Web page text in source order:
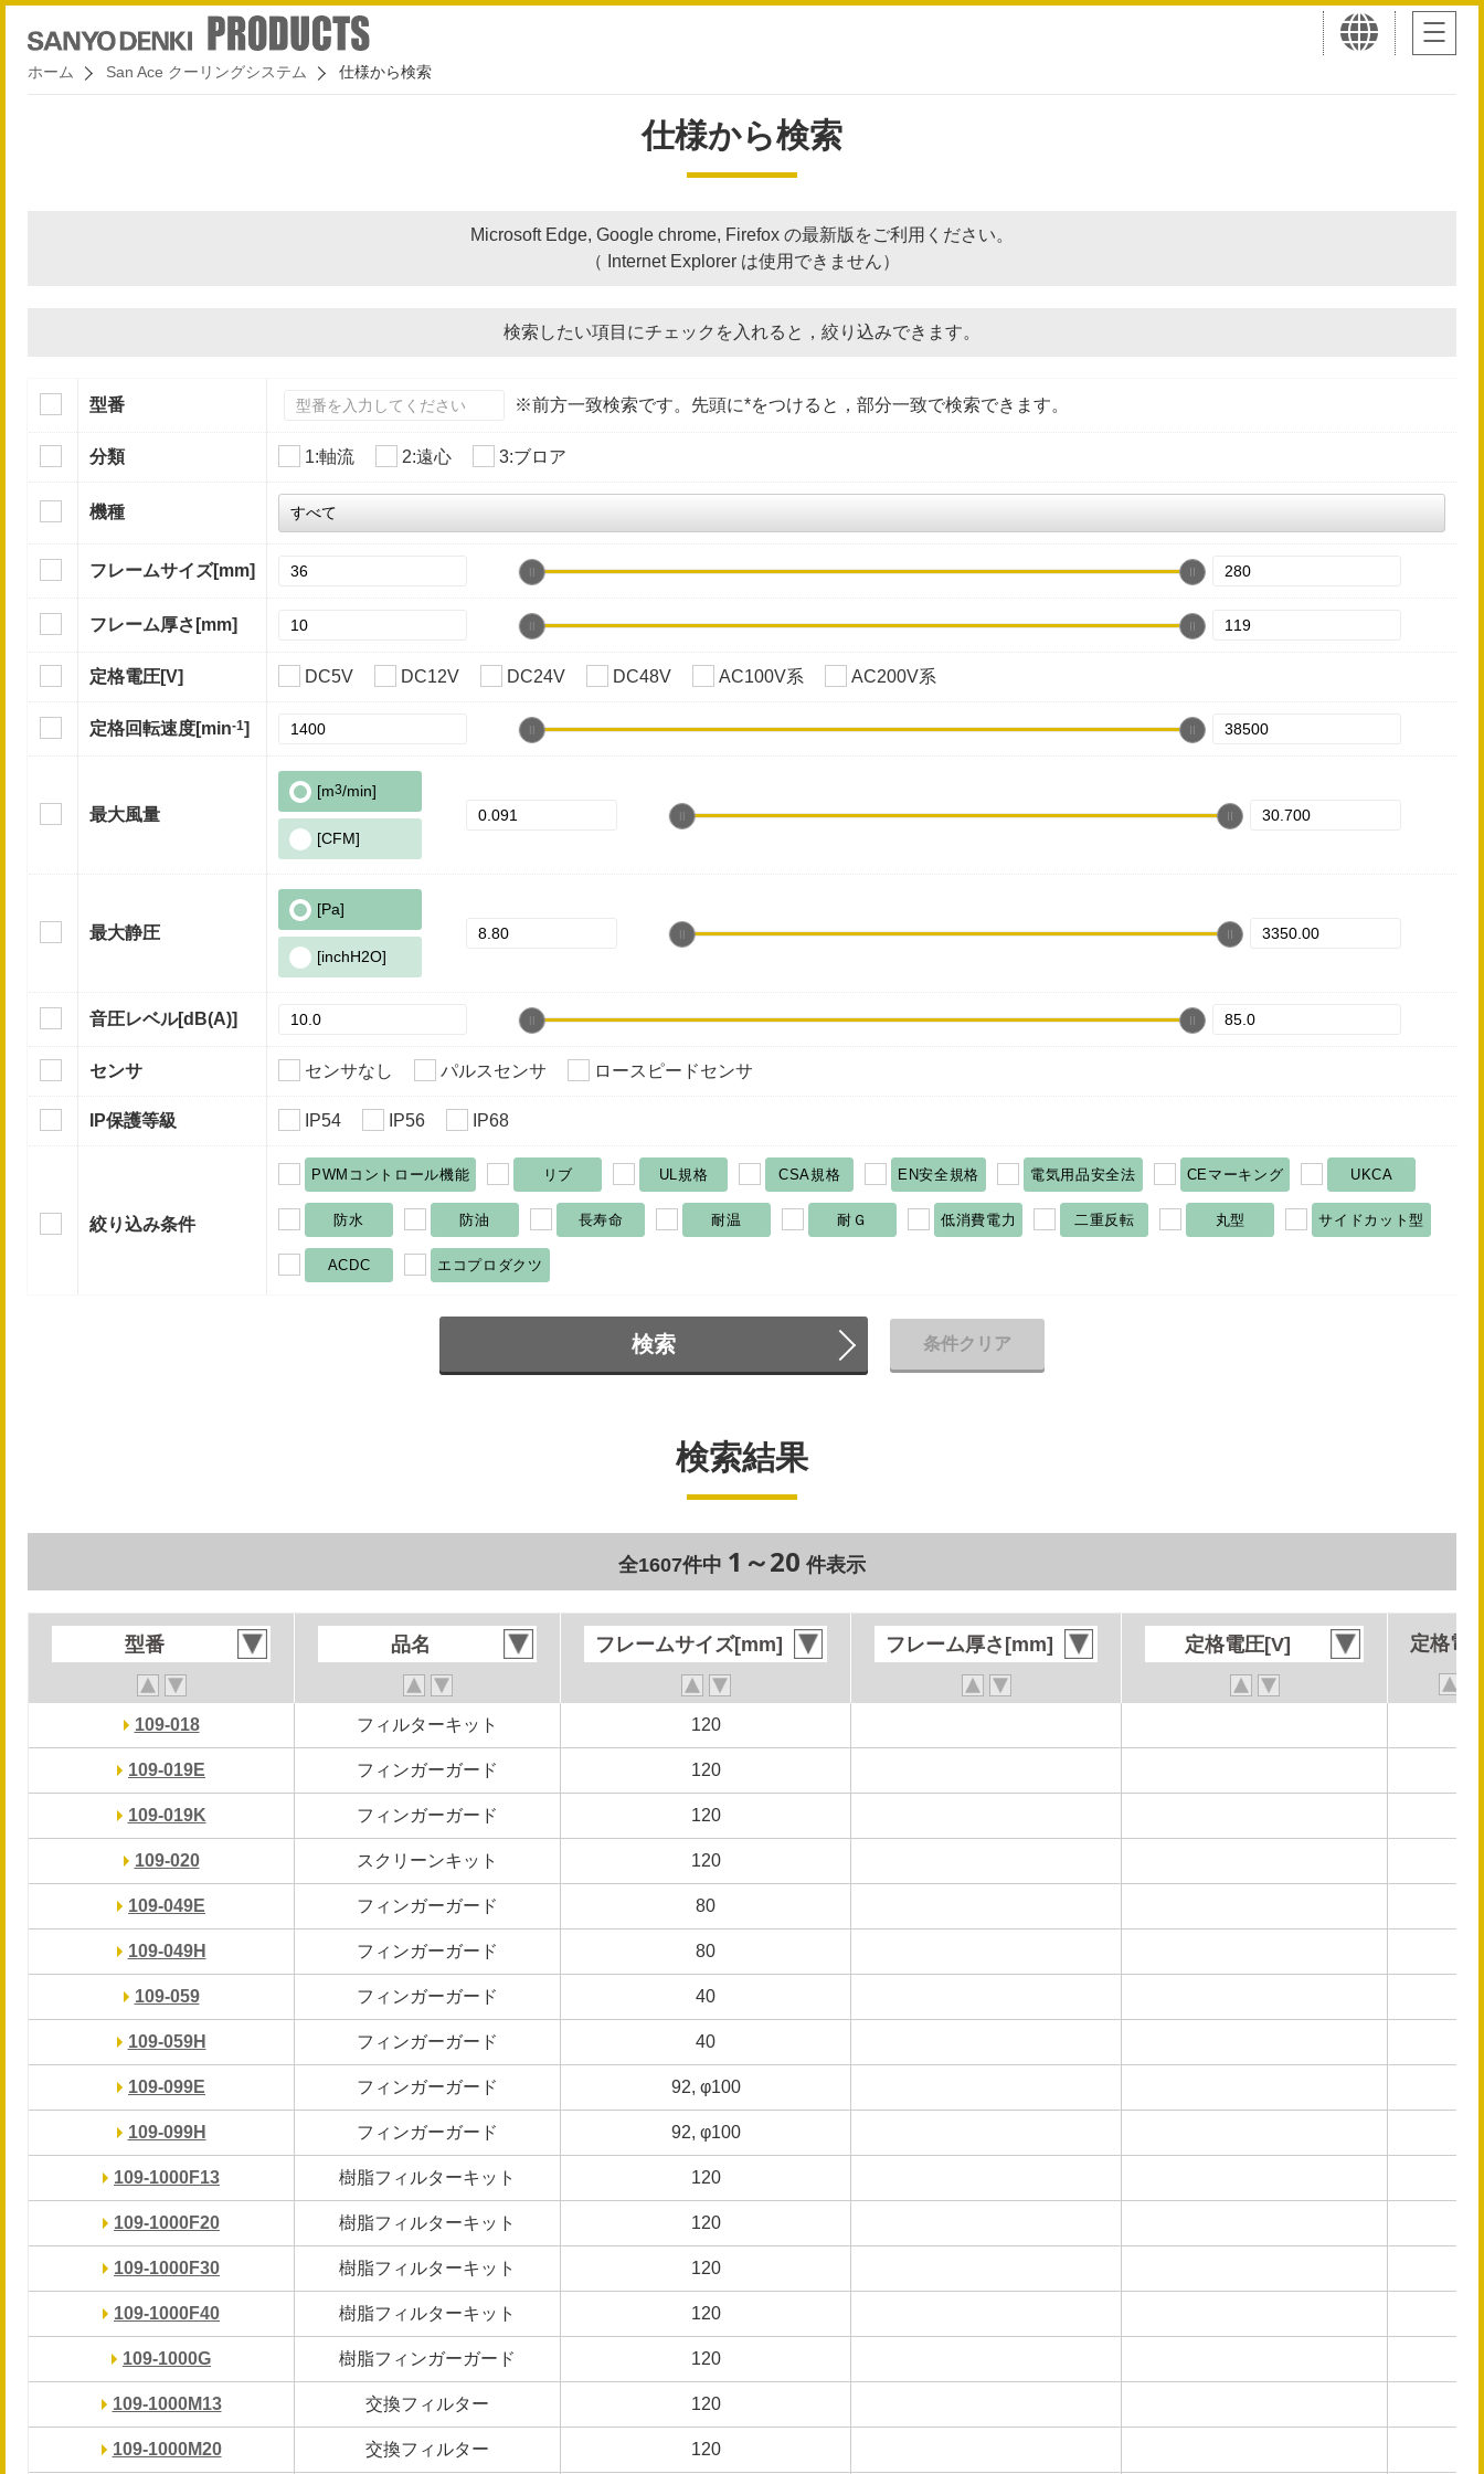
ホーム San Ace クーリングシステム 仕様から検索
仕様から検索
Microsoft Edge, Google chrome, Firefox の最新版をご利用ください。
（ Internet Explorer は使用できません）
検索したい項目にチェックを入れると， 絞り込みできます。
型番 ※前方一致検索です。先頭に*をつけると，部分一致で検索できます。
分類 1:軸流 2:遠心 3:ブロア
機種
フレームサイズ[mm]
フレーム厚さ [mm]
定格電圧[V] DC5V DC12V DC24V DC48V AC100V系 AC200V系
定格回転速度[min-1]
最大風量
[m3/min]
[CFM]
最大静圧
[Pa]
[inchH2O]
音圧レベル[dB(A)]
センサ センサなし パルスセンサ ロースピードセンサ
IP保護等級 IP54 IP56 IP68
絞り込み条件
PWMコントロール機能 リブ UL規格 CSA規格 EN安全規格 電気用品安全法 CEマーキング UKCA
防水 防油 長寿命 耐温 耐Ｇ 低消費電力 二重反転 丸型 サイドカット型
ACDC エコプロダクツ
検索 条件クリア
検索結果
全1607件中 1～20 件表示
型番 品名 フレームサイズ[mm] フレーム厚さ[mm] 定格電圧[V] 定格電
109-018 フィルターキット 120
109-019E フィンガーガード 120
109-019K フィンガーガード 120
109-020 スクリーンキット 120
109-049E フィンガーガード 80
109-049H フィンガーガード 80
109-059 フィンガーガード 40
109-059H フィンガーガード 40
109-099E フィンガーガード 92, φ100
109-099H フィンガーガード 92, φ100
109-1000F13 樹脂フィルターキット 120
109-1000F20 樹脂フィルターキット 120
109-1000F30 樹脂フィルターキット 120
109-1000F40 樹脂フィルターキット 120
109-1000G 樹脂フィンガーガード 120
109-1000M13 交換フィルター 120
109-1000M20 交換フィルター 120
型番 品名 フレームサイズ[mm] フレーム厚さ[mm] 定格電圧[V] 定格電
109-018 フィルターキット 120
109-019E フィンガーガード 120
109-019K フィンガーガード 120
109-020 スクリーンキット 120
109-049E フィンガーガード 80
109-049H フィンガーガード 80
109-059 フィンガーガード 40
109-059H フィンガーガード 40
109-099E フィンガーガード 92, φ100
109-099H フィンガーガード 92, φ100
109-1000F13 樹脂フィルターキット 120
109-1000F20 樹脂フィルターキット 120
109-1000F30 樹脂フィルターキット 120
109-1000F40 樹脂フィルターキット 120
109-1000G 樹脂フィンガーガード 120
109-1000M13 交換フィルター 120
109-1000M20 交換フィルター 120